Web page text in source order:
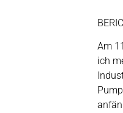
Am
ich